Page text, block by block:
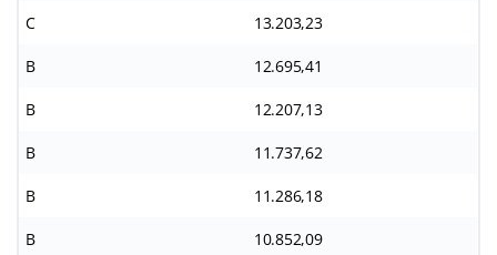
C 13.203,23
B 12.695,41
B 12.207,13
B 11.737,62
B 11.286,18
B 10.852,09